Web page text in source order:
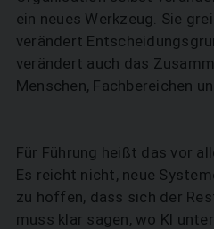
ein neues Werkzeug. Sie
verändert
verändert auch das
Menschen, Fachbereichen
Für Führung heißt das vor
Es reicht nicht, neue
zu hoffen, dass sich der
muss klar sagen, wo KI